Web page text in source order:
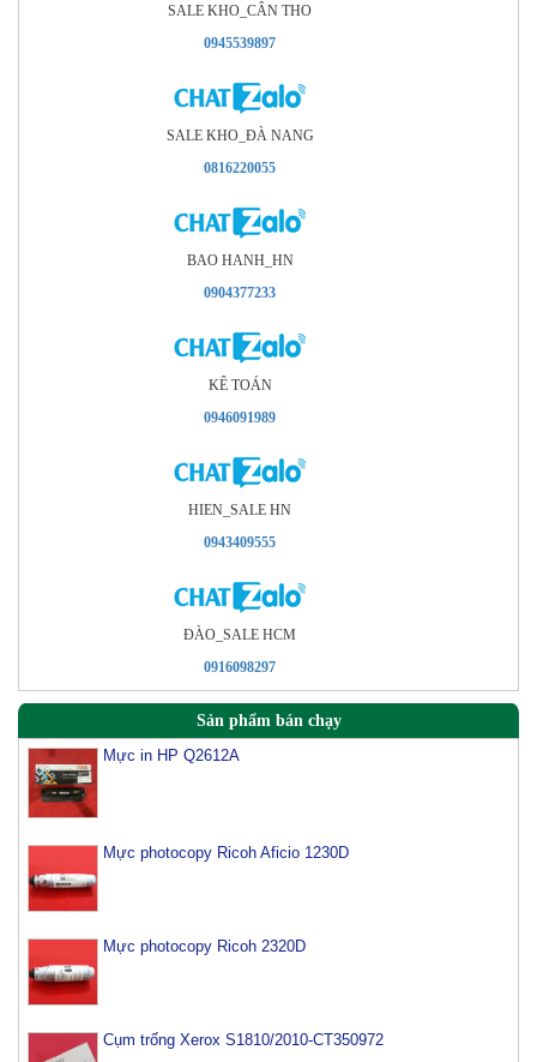
SALE KHO_CÂN THO
0945539897
SALE KHO_ÐÀ NANG
0816220055
BAO HANH_HN
0904377233
KÊ TOÁN
0946091989
HIEN_SALE HN
0943409555
ÐÀO_SALE HCM
0916098297
Sản phẩm bán chạy
Mực in HP Q2612A
Mực photocopy Ricoh Aficio 1230D
Mực photocopy Ricoh 2320D
Cụm trống Xerox S1810/2010-CT350972